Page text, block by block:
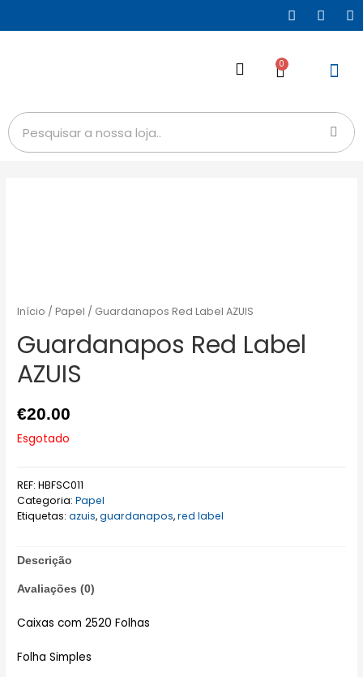
0
Início /Papel / Guardanapos Red Label AZUIS
Guardanapos Red Label
AZUIS
€20.00
Esgotado
REF:HBFSC011
Categoria:Papel
Etiquetas:azuis,guardanapos,red label
Descrição
Avaliações (0)
Caixas com 2520 Folhas
Folha Simples